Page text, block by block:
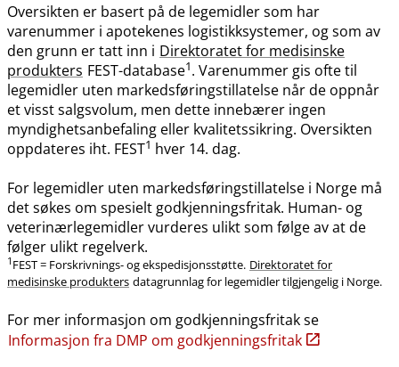
Oversikten er basert på de legemidler som har
varenummer i apotekenes logistikksystemer, og som av
den grunn er tatt inn i Direktoratet for medisinske
produkters FEST-database1. Varenummer gis ofte til
legemidler uten markedsføringstillatelse når de oppnår
et visst salgsvolum, men dette innebærer ingen
myndighetsanbefaling eller kvalitetssikring. Oversikten
oppdateres iht. FEST1 hver 14. dag.
For legemidler uten markedsføringstillatelse i Norge må
det søkes om spesielt godkjenningsfritak. Human- og
veterinærlegemidler vurderes ulikt som følge av at de
følger ulikt regelverk.
1 FEST = Forskrivnings- og ekspedisjonsstøtte. Direktoratet for
medisinske produkters datagrunnlag for legemidler tilgjengelig i Norge.
For mer informasjon om godkjenningsfritak se
Informasjon fra DMP om godkjenningsfritak